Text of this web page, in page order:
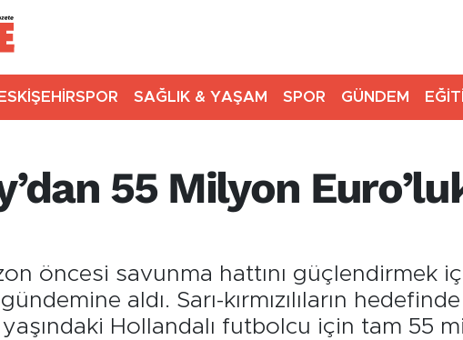
ESKİŞEHİRSPOR SAĞLIK & YAŞAM SPOR GÜNDEM
55 Milyon
öncesi savunma hattını güçlendirmek
aldı. Sarı-kırmızılıların
Hollandalı futbolcu için tam 55